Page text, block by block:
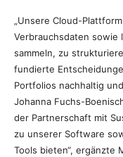
„Unsere Cloud-
Verbrauchsdaten sowie
sammeln, zu
fundierte
Portfolios nachhaltig
Johanna Fuchs-
der Partnerschaft mit
zu unserer Software
Tools bieten“, ergänzte